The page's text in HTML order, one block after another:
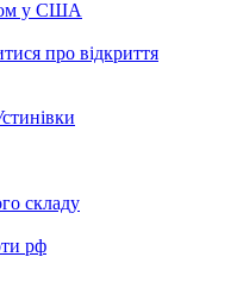
у США
про відкриття
складу
рф